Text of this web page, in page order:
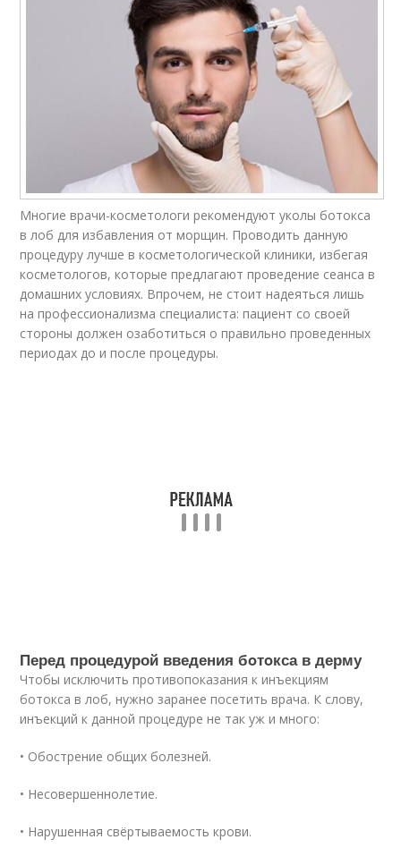
Многие врачи-косметологи рекомендуют уколы бoтoкса
в лоб для избавления от морщин. Проводить данную
процедуру лучше в косметологической клиники, избегая
косметологов, которые предлагают проведение сеанса в
домашних условиях. Впрочем, не стоит надеяться лишь
на профессионализма специалиста: пациент со своей
стороны должен озаботиться о правильно проведенных
периодах до и после процедуры.
Перед процедурой введения бoтoкса в дерму
Чтобы исключить противопоказания к инъекциям
бoтoкса в лоб, нужно заранее посетить врача. К слову,
инъекций к данной процедуре не так уж и много:
• Обострение общих болезней.
• Несовершеннолетие.
• Нарушенная свёртываемость крови.